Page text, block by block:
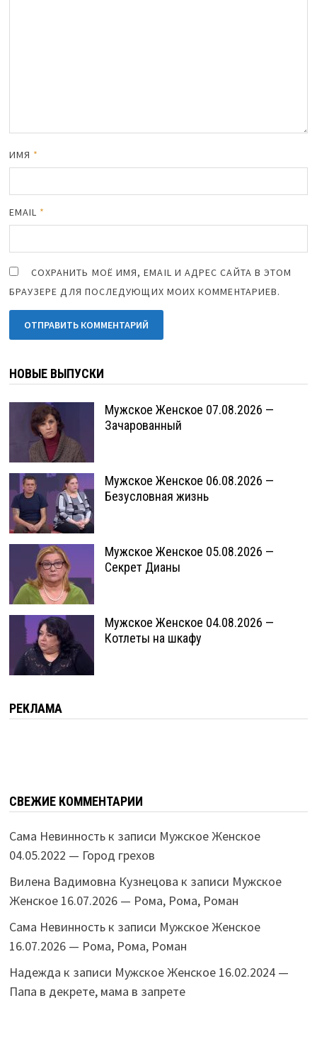
ИМЯ *
EMAIL *
СОХРАНИТЬ МОЁ ИМЯ, EMAIL И АДРЕС САЙТА В ЭТОМ
БРАУЗЕРЕ ДЛЯ ПОСЛЕДУЮЩИХ МОИХ КОММЕНТАРИЕВ.
НОВЫЕ ВЫПУСКИ
Мужское Женское 07.08.2026 —
Зачарованный
Мужское Женское 06.08.2026 —
Безусловная жизнь
Мужское Женское 05.08.2026 —
Секрет Дианы
Мужское Женское 04.08.2026 —
Котлеты на шкафу
РЕКЛАМА
СВЕЖИЕ КОММЕНТАРИИ
Сама Невинностьк записи Мужское Женское
04.05.2022 — Город грехов
Вилена Вадимовна Кузнецова к записи Мужское
Женское 16.07.2026 — Рома, Рома, Роман
Сама Невинностьк записи Мужское Женское
16.07.2026 — Рома, Рома, Роман
Надежда к записи Мужское Женское 16.02.2024 —
Папа в декрете, мама в запрете